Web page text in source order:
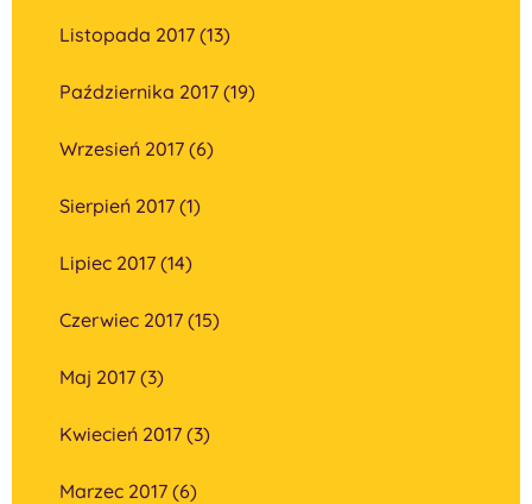
Listopada 2017 (13)
Października 2017 (19)
Wrzesień 2017 (6)
Sierpień 2017 (1)
Lipiec 2017 (14)
Czerwiec 2017 (15)
Maj 2017 (3)
Kwiecień 2017 (3)
Marzec 2017 (6)